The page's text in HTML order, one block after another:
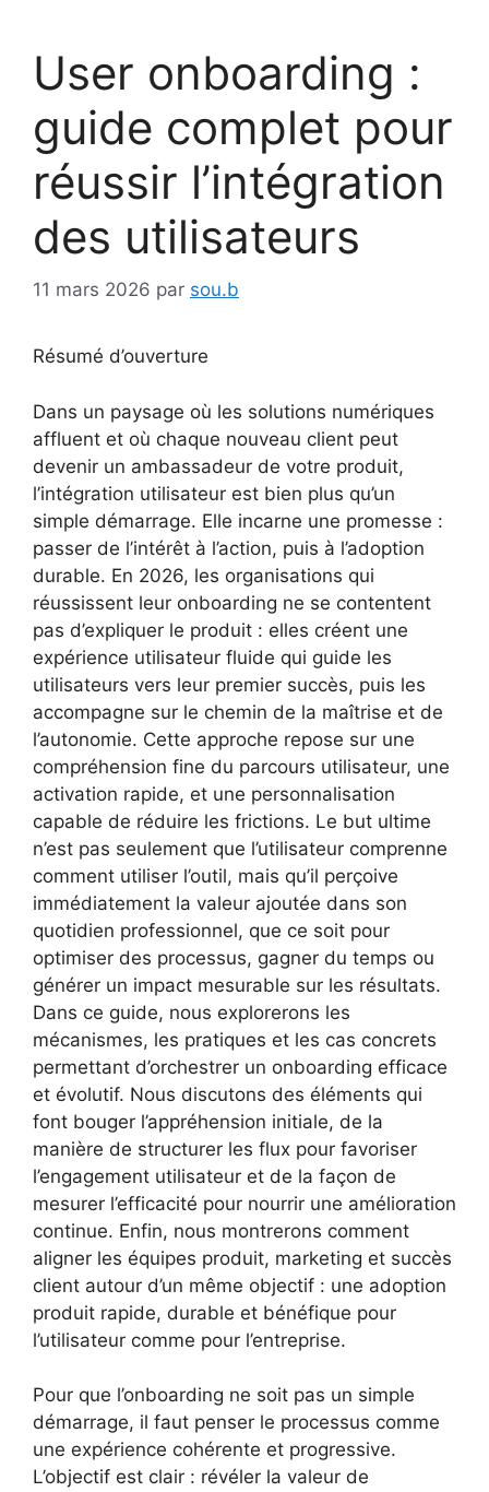
User onboarding :
guide complet pour
réussir l’intégration
des utilisateurs
11 mars 2026 par sou.b
Résumé d’ouverture
Dans un paysage où les solutions numériques
affluent et où chaque nouveau client peut
devenir un ambassadeur de votre produit,
l’intégration utilisateur est bien plus qu’un
simple démarrage. Elle incarne une promesse :
passer de l’intérêt à l’action, puis à l’adoption
durable. En 2026, les organisations qui
réussissent leur onboarding ne se contentent
pas d’expliquer le produit : elles créent une
expérience utilisateur fluide qui guide les
utilisateurs vers leur premier succès, puis les
accompagne sur le chemin de la maîtrise et de
l’autonomie. Cette approche repose sur une
compréhension fine du parcours utilisateur, une
activation rapide, et une personnalisation
capable de réduire les frictions. Le but ultime
n’est pas seulement que l’utilisateur comprenne
comment utiliser l’outil, mais qu’il perçoive
immédiatement la valeur ajoutée dans son
quotidien professionnel, que ce soit pour
optimiser des processus, gagner du temps ou
générer un impact mesurable sur les résultats.
Dans ce guide, nous explorerons les
mécanismes, les pratiques et les cas concrets
permettant d’orchestrer un onboarding efficace
et évolutif. Nous discutons des éléments qui
font bouger l’appréhension initiale, de la
manière de structurer les flux pour favoriser
l’engagement utilisateur et de la façon de
mesurer l’efficacité pour nourrir une amélioration
continue. Enfin, nous montrerons comment
aligner les équipes produit, marketing et succès
client autour d’un même objectif : une adoption
produit rapide, durable et bénéfique pour
l’utilisateur comme pour l’entreprise.
Pour que l’onboarding ne soit pas un simple
démarrage, il faut penser le processus comme
une expérience cohérente et progressive.
L’objectif est clair : révéler la valeur de